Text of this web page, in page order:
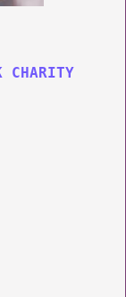
CHARITY